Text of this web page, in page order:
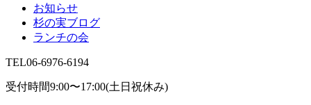
お知らせ
杉の実ブログ
ランチの会
TEL06-6976-6194
受付時間9:00〜17:00(土日祝休み)